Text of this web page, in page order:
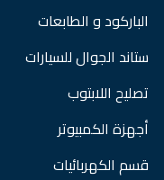
الباركود و الطابعات
ستاند الجوال للسيارات
تصليح اللابتوب
أجهزة الكمبيوتر
قسم الكهربائيات